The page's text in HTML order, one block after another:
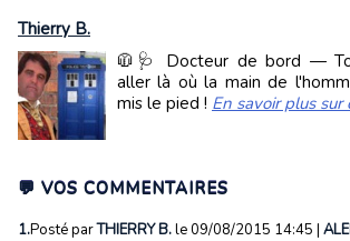
Thierry B.
🧥🩺 Docteur de bord —
aller là où la main de
mis le pied ! En savoir plus sur
💬 VOS COMMENTAIRES
1.Posté parTHIERRY B.le 09/08/2015 14:45 |